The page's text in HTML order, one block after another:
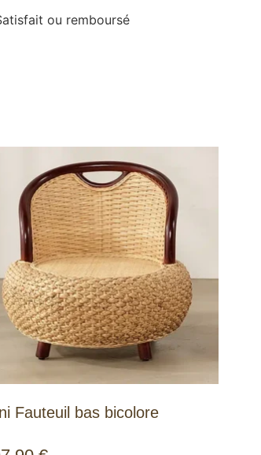
ou remboursé
Fauteuil bas bicolore